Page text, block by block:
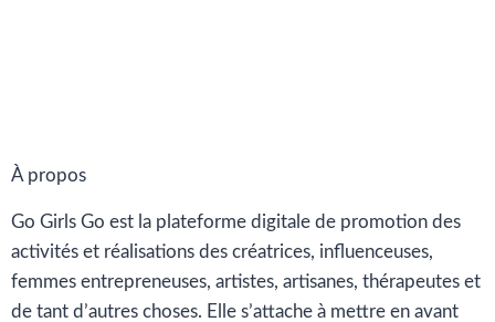
À propos
Go Girls Go est la plateforme digitale de promotion des
activités et réalisations des créatrices, influenceuses,
femmes entrepreneuses, artistes, artisanes, thérapeutes et
de tant d’autres choses. Elle s’attache à mettre en avant